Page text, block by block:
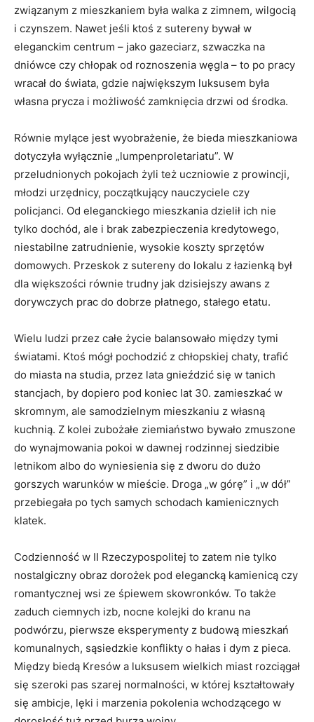
związanym z mieszkaniem była walka z zimnem, wilgocią
i czynszem. Nawet jeśli ktoś z sutereny bywał w
eleganckim centrum – jako gazeciarz, szwaczka na
dniówce czy chłopak od roznoszenia węgla – to po pracy
wracał do świata, gdzie największym luksusem była
własna prycza i możliwość zamknięcia drzwi od środka.
Równie mylące jest wyobrażenie, że bieda mieszkaniowa
dotyczyła wyłącznie „lumpenproletariatu”. W
przeludnionych pokojach żyli też uczniowie z prowincji,
młodzi urzędnicy, początkujący nauczyciele czy
policjanci. Od eleganckiego mieszkania dzielił ich nie
tylko dochód, ale i brak zabezpieczenia kredytowego,
niestabilne zatrudnienie, wysokie koszty sprzętów
domowych. Przeskok z sutereny do lokalu z łazienką był
dla większości równie trudny jak dzisiejszy awans z
dorywczych prac do dobrze płatnego, stałego etatu.
Wielu ludzi przez całe życie balansowało między tymi
światami. Ktoś mógł pochodzić z chłopskiej chaty, trafić
do miasta na studia, przez lata gnieździć się w tanich
stancjach, by dopiero pod koniec lat 30. zamieszkać w
skromnym, ale samodzielnym mieszkaniu z własną
kuchnią. Z kolei zubożałe ziemiaństwo bywało zmuszone
do wynajmowania pokoi w dawnej rodzinnej siedzibie
letnikom albo do wyniesienia się z dworu do dużo
gorszych warunków w mieście. Droga „w górę” i „w dół”
przebiegała po tych samych schodach kamienicznych
klatek.
Codzienność w II Rzeczypospolitej to zatem nie tylko
nostalgiczny obraz dorożek pod elegancką kamienicą czy
romantycznej wsi ze śpiewem skowronków. To także
zaduch ciemnych izb, nocne kolejki do kranu na
podwórzu, pierwsze eksperymenty z budową mieszkań
komunalnych, sąsiedzkie konflikty o hałas i dym z pieca.
Między biedą Kresów a luksusem wielkich miast rozciągał
się szeroki pas szarej normalności, w której kształtowały
się ambicje, lęki i marzenia pokolenia wchodzącego w